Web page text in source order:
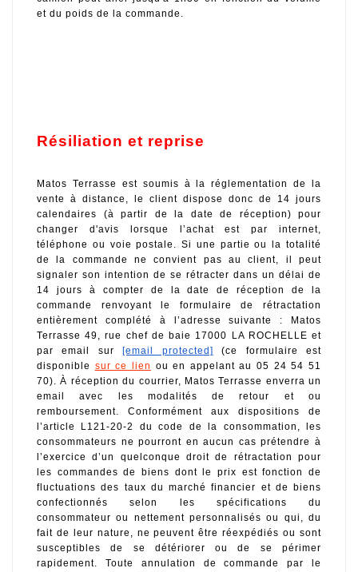
et du poids de la commande.
Résiliation et reprise
Matos Terrasse est soumis à la réglementation de la
vente à distance, le client dispose donc de 14 jours
calendaires (à partir de la date de réception) pour
changer d'avis lorsque l’achat est par internet,
téléphone ou voie postale. Si une partie ou la totalité
de la commande ne convient pas au client, il peut
signaler son intention de se rétracter dans un délai de
14 jours à compter de la date de réception de la
commande renvoyant le formulaire de rétractation
entièrement complété à l’adresse suivante : Matos
Terrasse 49, rue chef de baie 17000 LA ROCHELLE et
par email sur
[email protected]
(ce formulaire est
disponible sur ce lien ou en appelant au 05 24 54 51
70). À réception du courrier, Matos Terrasse enverra un
email avec les modalités de retour et ou
remboursement. Conformément aux dispositions de
l’article L121-20-2 du code de la consommation, les
consommateurs ne pourront en aucun cas prétendre à
l’exercice d’un quelconque droit de rétractation pour
les commandes de biens dont le prix est fonction de
fluctuations des taux du marché financier et de biens
confectionnés selon les spécifications du
consommateur ou nettement personnalisés ou qui, du
fait de leur nature, ne peuvent être réexpédiés ou sont
susceptibles de se détériorer ou de se périmer
rapidement. Toute annulation de commande par le